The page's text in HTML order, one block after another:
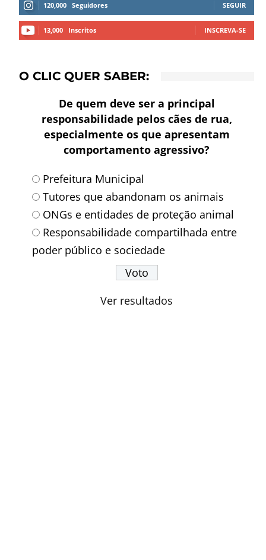
120,000 Seguidores SEGUIR
13,000 Inscritos INSCREVA-SE
O CLIC QUER SABER:
De quem deve ser a principal
responsabilidade pelos cães de rua,
especialmente os que apresentam
comportamento agressivo?
Prefeitura Municipal
Tutores que abandonam os animais
ONGs e entidades de proteção animal
Responsabilidade compartilhada entre
poder público e sociedade
Ver resultados